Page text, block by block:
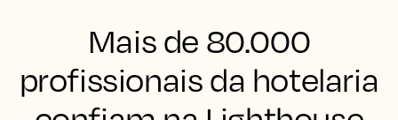
Mais de 80.000
profissionais da hotelaria